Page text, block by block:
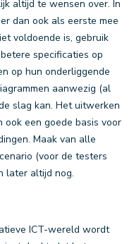
altijd te wensen over. In
dan ook als eerste mee
voldoende is, gebruik
specificaties op
op hun onderliggende
aanwezig (al
slag kan. Het uitwerken
ook een goede basis voor
Maak van alle
(voor de testers
later altijd nog.
ICT-wereld wordt